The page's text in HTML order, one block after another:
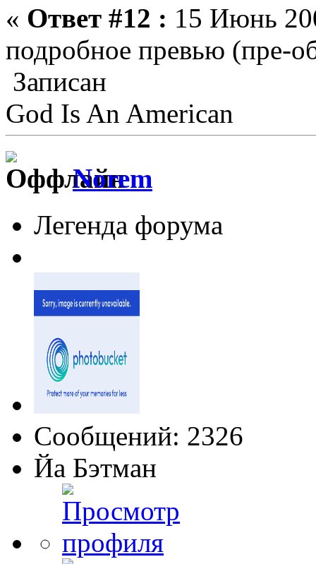
« Ответ #12 : 15 Июнь
подробное превью (пре-
Записан
God Is An American
Norem
Легенда форума
Сообщений: 2326
Йа Бэтман